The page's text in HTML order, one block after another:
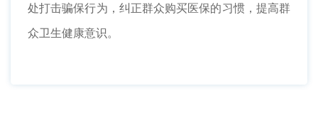
处打击骗保行为，纠正群众购买医保的习惯，提高群
众卫生健康意识。